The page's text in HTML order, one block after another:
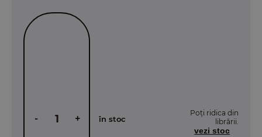
- + în stoc
Poți ridica din
librării.
vezi stoc